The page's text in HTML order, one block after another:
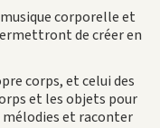
corporelle et
de créer en
corps, et celui des
et les objets pour
mélodies et raconter